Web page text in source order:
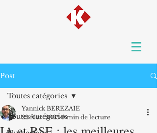
Post
Toutes catégories
Toutes catégories
Yannick BEREZAIE
22 févr. 2025 9 min de lecture